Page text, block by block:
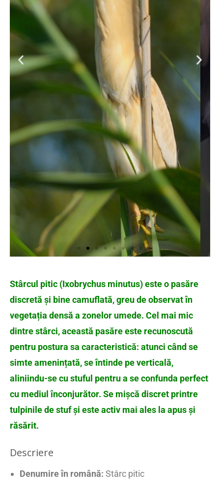
Stârcul pitic (Ixobrychus minutus) este o pasăre
discretă și bine camuflată, greu de observat în
vegetația densă a zonelor umede. Cel mai mic
dintre stârci, această pasăre este recunoscută
pentru postura sa caracteristică: atunci când se
simte amenințată, se întinde pe verticală,
aliniindu-se cu stuful pentru a se confunda perfect
cu mediul înconjurător. Se mișcă discret printre
tulpinile de stuf și este activ mai ales la apus și
răsărit.
Descriere
Denumire în română: Stârc pitic